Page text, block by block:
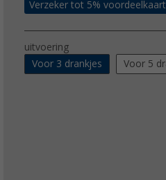
Verzeker tot 5%
uitvoering
Voor 3 drankjes
Voor 5